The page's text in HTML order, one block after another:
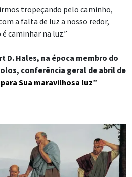
tropeçando pelo caminho,
a falta de luz a nosso redor,
caminhar na luz.”
D. Hales, na época membro do
conferência geral de abril de
Sua maravilhosa luz”